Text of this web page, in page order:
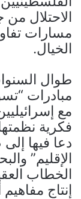
الاحتلال من
مسارات
الخيال.
طوال
مبادرات
مع
فكرية
دعا فيها
الإقليم”
الخطاب
إنتاج